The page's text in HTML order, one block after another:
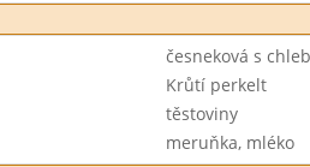
česneková s
Krůtí perkelt
těstoviny
meruňka, mléko